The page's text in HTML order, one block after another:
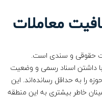
معاملات
حقوقی و سندی است.
داشتن اسناد رسمی و وضعیت
را به حداقل رسانده‌اند. این
خاطر بیشتری به این منطقه